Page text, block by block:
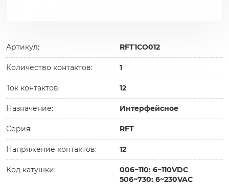
Артикул: RFT1CO012
Количество контактов: 1
Ток контактов: 12
Назначение: Интерфейсное
Серия: RFT
Напряжение контактов: 12
Код катушки:
006~110: 6~110VDC
506~730: 6~230VAC